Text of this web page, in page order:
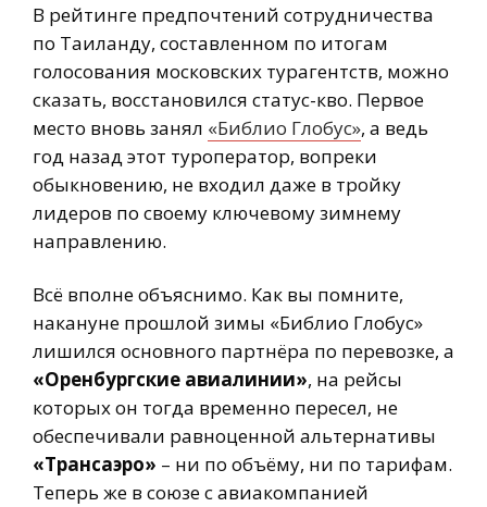
В рейтинге предпочтений сотрудничества
по Таиланду, составленном по итогам
голосования московских турагентств, можно
сказать, восстановился статус-кво. Первое
место вновь занял «Библио Глобус», а ведь
год назад этот туроператор, вопреки
обыкновению, не входил даже в тройку
лидеров по своему ключевому зимнему
направлению.
Всё вполне объяснимо. Как вы помните,
накануне прошлой зимы «Библио Глобус»
лишился основного партнёра по перевозке, а
«Оренбургские авиалинии», на рейсы
которых он тогда временно пересел, не
обеспечивали равноценной альтернативы
«Трансаэро» – ни по объёму, ни по тарифам.
Теперь же в союзе с авиакомпанией